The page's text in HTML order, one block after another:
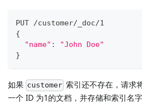
PUT /customer/_doc/1
{
"name" :
"John Doe"
}
如果 customer 索引还不存在，请求
一个 ID 为1的文档，并存储和索引名字